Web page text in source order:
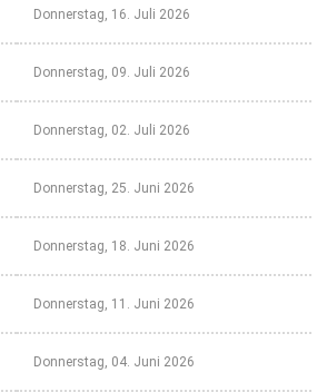
Donnerstag, 16. Juli 2026
Donnerstag, 09. Juli 2026
Donnerstag, 02. Juli 2026
Donnerstag, 25. Juni 2026
Donnerstag, 18. Juni 2026
Donnerstag, 11. Juni 2026
Donnerstag, 04. Juni 2026
Nowy Casnik online
und zum E-Paper
zusätzliche
Funktionen (Archiv,
Kommentieren,
Bewerten, als PDF
(für Abonnenten
der gedruckten
Ausgabe nur 9 €)